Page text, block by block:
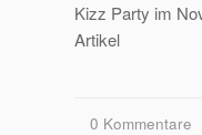
Kizz Party im
Artikel
0 Kommentare
/